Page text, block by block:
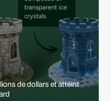
de dollars et atteint